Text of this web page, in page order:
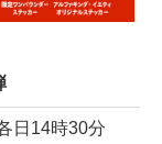
日14時30分